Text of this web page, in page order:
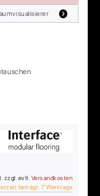
zzgl. evtl. Versandkosten
beträgt: 7 Werktage